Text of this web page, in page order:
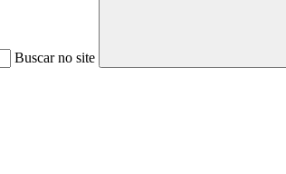
Buscar no site
Buscar